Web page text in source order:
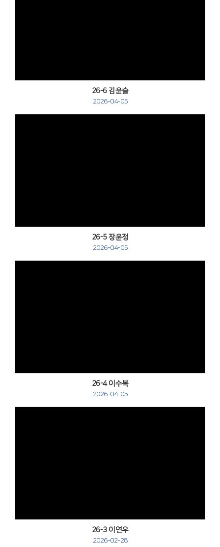
26-6 김윤슬
2026-04-05
26-5 장윤정
2026-04-05
26-4 이수복
2026-04-05
26-3 이연우
2026-02-28